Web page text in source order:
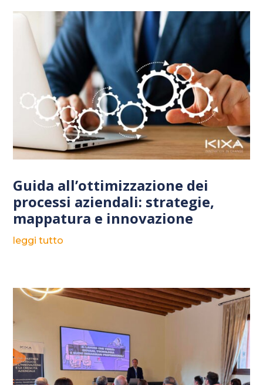
Guida all’ottimizzazione dei
processi aziendali: strategie,
mappatura e innovazione
leggi tutto